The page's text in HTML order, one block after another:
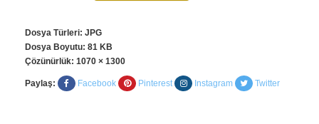
Dosya Türleri: JPG
Dosya Boyutu: 81 KB
Çözünürlük: 1070 × 1300
Paylaş: Facebook Pinterest Instagram Twitter